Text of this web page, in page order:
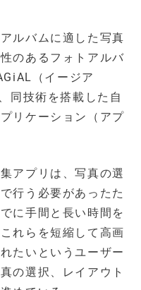
ルバムに適した写真
のあるフォトアルバ
（イージア
同技術を搭載した自
リケーション（アプ
アプリは、写真の選
行う必要があったた
に手間と長い時間を
れらを短縮して高画
たいというユーザー
の選択、レイアウト